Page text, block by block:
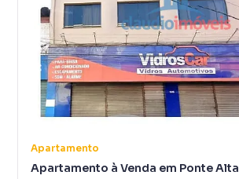
Apartamento
Apartamento à Venda em Ponte Alta